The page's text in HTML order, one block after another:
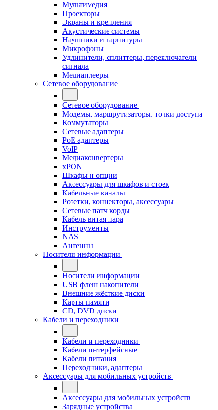
Мультимедия
Проекторы
Экраны и крепления
Акустические системы
Наушники и гарнитуры
Микрофоны
Удлинители, сплиттеры, переключатели
сигнала
Медиаплееры
Сетевое оборудование
Сетевое оборудование
Модемы, маршрутизаторы, точки доступа
Коммутаторы
Сетевые адаптеры
PoE адаптеры
VoIP
Медиаконвертеры
xPON
Шкафы и опции
Аксессуары для шкафов и стоек
Кабельные каналы
Розетки, коннекторы, аксессуары
Сетевые патч корды
Кабель витая пара
Инструменты
NAS
Антенны
Носители информации
Носители информации
USB флеш накопители
Внешние жёсткие диски
Карты памяти
CD, DVD диски
Кабели и переходники
Кабели и переходники
Кабели интерфейсные
Кабели питания
Переходники, адаптеры
Аксессуары для мобильных устройств
Аксессуары для мобильных устройств
Зарядные устройства